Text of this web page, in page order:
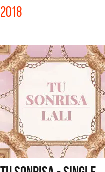
2018